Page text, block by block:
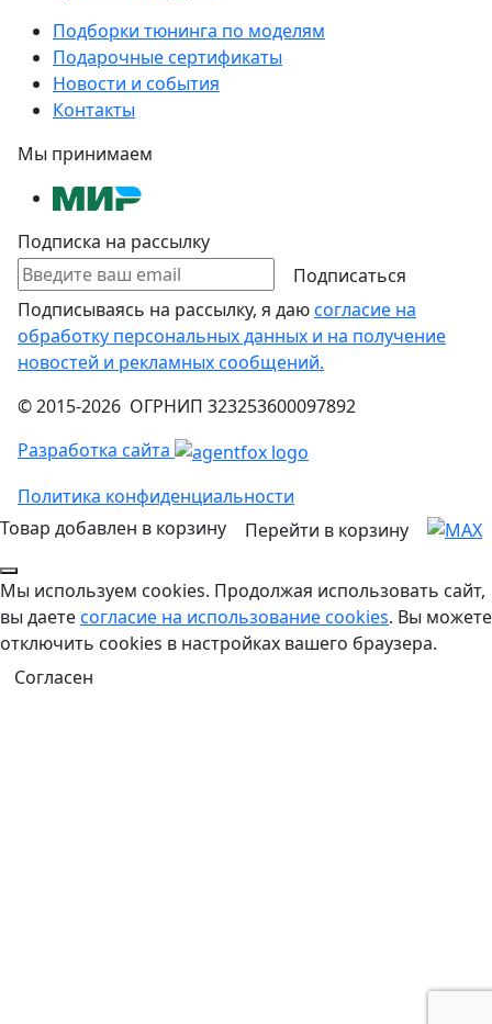
Подборки тюнинга по моделям
Подарочные сертификаты
Новости и события
Контакты
Мы принимаем
Подписка на рассылку
Подписаться
Подписываясь на рассылку, я даюсогласие на
обработку персональных данных и на получение
новостей и рекламных сообщений.
© 2015-2026 ОГРНИП 323253600097892
Разработка сайта
Политика конфиденциальности
Товар добавлен в корзину
Перейти в корзину
Мы используем cookies. Продолжая использовать сайт,
вы даетесогласие на использование cookies. Вы можете
отключить cookies в настройках вашего браузера.
Согласен